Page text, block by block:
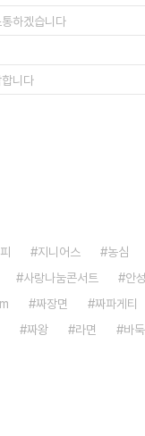
하겠습니다
니다
지니어스 농심
사랑나눔콘서트 안
짜장면 짜파게티
짜왕 라면 바둑